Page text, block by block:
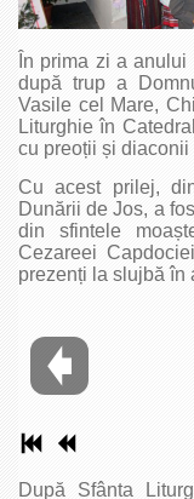
În prima zi a
după trup a
Vasile cel Mare,
Liturghie în
cu preoții și
Cu acest prilej,
Dunării de Jos, a
din sfintele
Cezareei
prezenți la slujbă în
După Sfânta